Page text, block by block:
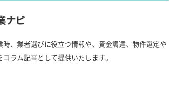
ナビ
時、業者選びに役立つ情報や、資金調達、物件選定や
ラム記事として提供いたします。